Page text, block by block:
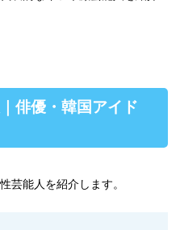
俳優・韓国アイド
芸能人を紹介します。